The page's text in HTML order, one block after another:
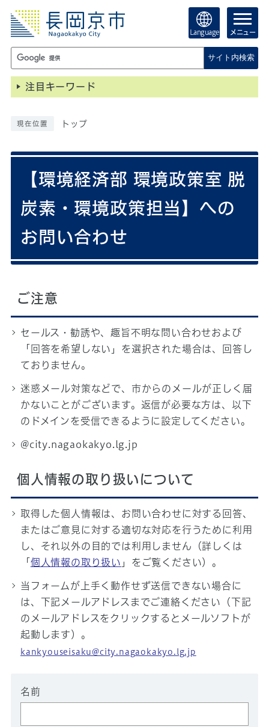
Language メニュー
サイト内検索
注目キーワード
現在位置 トップ
【環境経済部 環境政策室 脱
炭素・環境政策担当】への
お問い合わせ
ご注意
セールス・勧誘や、趣旨不明な問い合わせおよび
「回答を希望しない」を選択された場合は、回答し
ておりません。
迷惑メール対策などで、市からのメールが正しく届
かないことがございます。返信が必要な方は、以下
のドメインを受信できるように設定してください。
@city.nagaokakyo.lg.jp
個人情報の取り扱いについて
取得した個人情報は、お問い合わせに対する回答、
またはご意見に対する適切な対応を行うために利用
し、それ以外の目的では利用しません（詳しくは
「 個人情報の取り扱い 」をご覧ください）。
当フォームが上手く動作せず送信できない場合に
は、下記メールアドレスまでご連絡ください（下記
のメールアドレスをクリックするとメールソフトが
起動します）。
kankyouseisaku@city.nagaokakyo.lg.jp
名前